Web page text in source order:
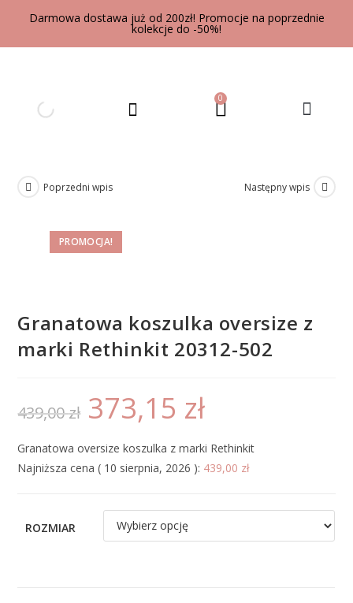
Darmowa dostawa już od 200zł! Promocje na poprzednie
kolekcje do -50%!
0
PROMOCJA!
Poprzedni wpis Następny wpis
Granatowa koszulka oversize z
marki Rethinkit 20312-502
439,00zł 373,15 zł
Granatowa oversize koszulka z marki Rethinkit
Najniższa cena ( 10 sierpnia, 2026 ): 439,00 zł
ROZMIAR